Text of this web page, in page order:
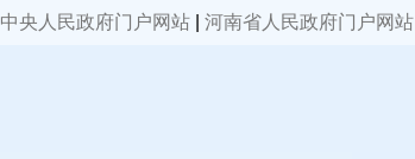
中央人民政府门户网站 河南省人民政府门户网站